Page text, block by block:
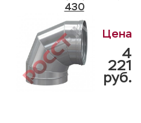
430
4
221
руб.